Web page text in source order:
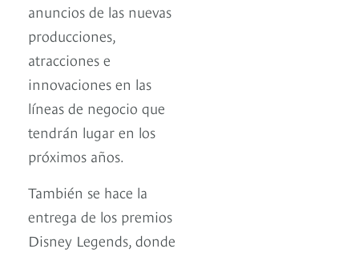
anuncios de las nuevas
producciones,
atracciones e
innovaciones en las
líneas de negocio que
tendrán lugar en los
próximos años.
También se hace la
entrega de los premios
Disney Legends, donde